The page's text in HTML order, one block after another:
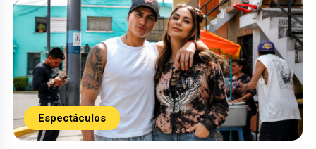
Espectáculos